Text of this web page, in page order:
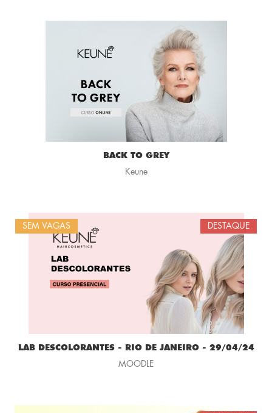
BACK TO GREY
Keune
SEM VAGAS DESTAQUE
LAB DESCOLORANTES - RIO DE JANEIRO - 29/04/24
MOODLE